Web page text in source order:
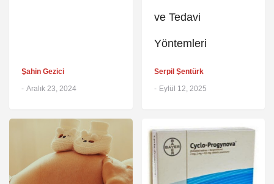
Şahin Gezici
- Aralık 23, 2024
ve Tedavi
Yöntemleri
Serpil Şentürk
- Eylül 12, 2025